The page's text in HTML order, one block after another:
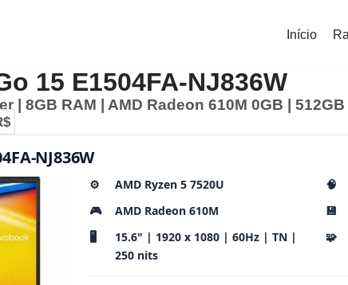
Início
15 E1504FA-NJ836W
| 8GB RAM | AMD Radeon 610M 0GB |
NJ836W
⚙️ AMD Ryzen 5 7520U 🧠
🎮
AMD Radeon 610M 💾
🖥️
15.6" | 1920 x 1080 | 60Hz | TN |
250 nits
🧩